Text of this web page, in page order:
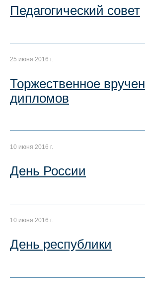
Педагогический совет
25 июня 2016 г.
Торжественное
дипломов
10 июня 2016 г.
День России
10 июня 2016 г.
День республики